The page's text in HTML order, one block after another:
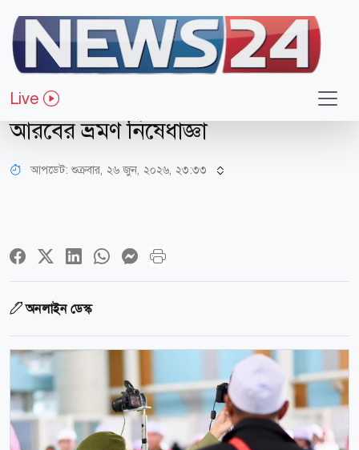
Live
আন্তর্জাতিক
ইবোলা আতঙ্ক
তিন দেশের নাগরিকদের ওপর সৌদি
আরবের ভ্রমণ নিষেধাজ্ঞা
আপডেট: শুক্রবার, ২৬ জুন, ২০২৬, ২৩:৩৩
অনলাইন ডেস্ক